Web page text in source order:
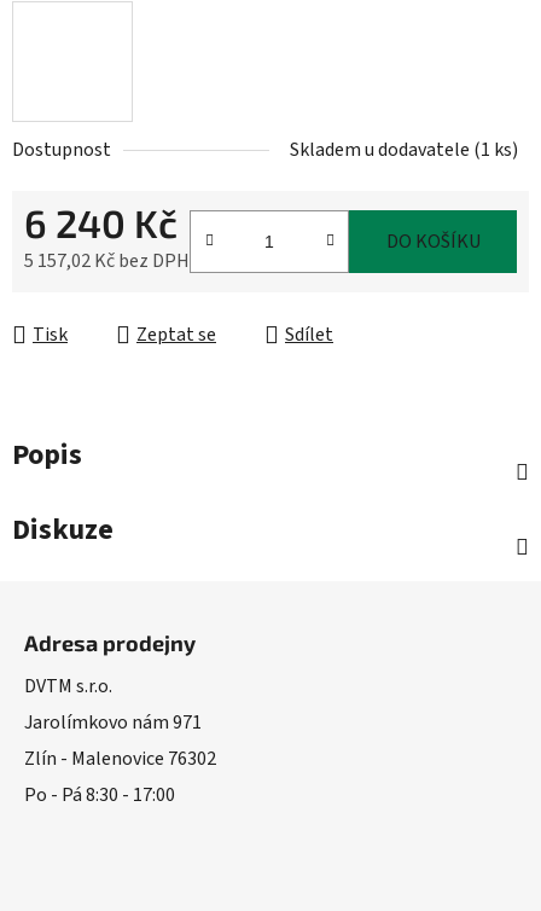
Dostupnost Skladem u dodavatele (1 ks)
6 240 Kč
5 157,02 Kč bez DPH
DO KOŠÍKU
Tisk Zeptat se Sdílet
Popis
Diskuze
Adresa prodejny
DVTM s.r.o.
Jarolímkovo nám 971
Zlín - Malenovice 76302
Po - Pá 8:30 - 17:00